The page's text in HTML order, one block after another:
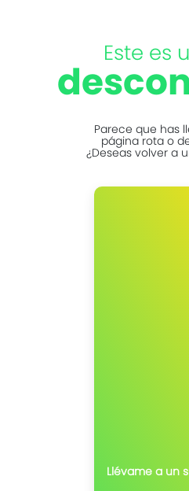
Este es
Parece que has
página rota o
¿Deseas volver a
Llévame a un